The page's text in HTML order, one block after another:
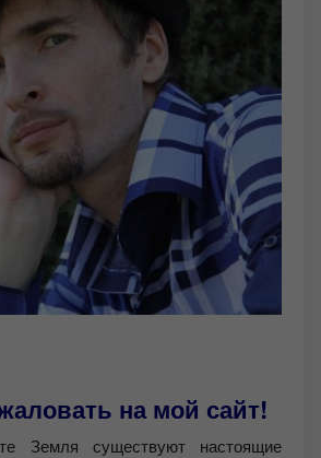
на мой сайт!
Земля существуют настоящие